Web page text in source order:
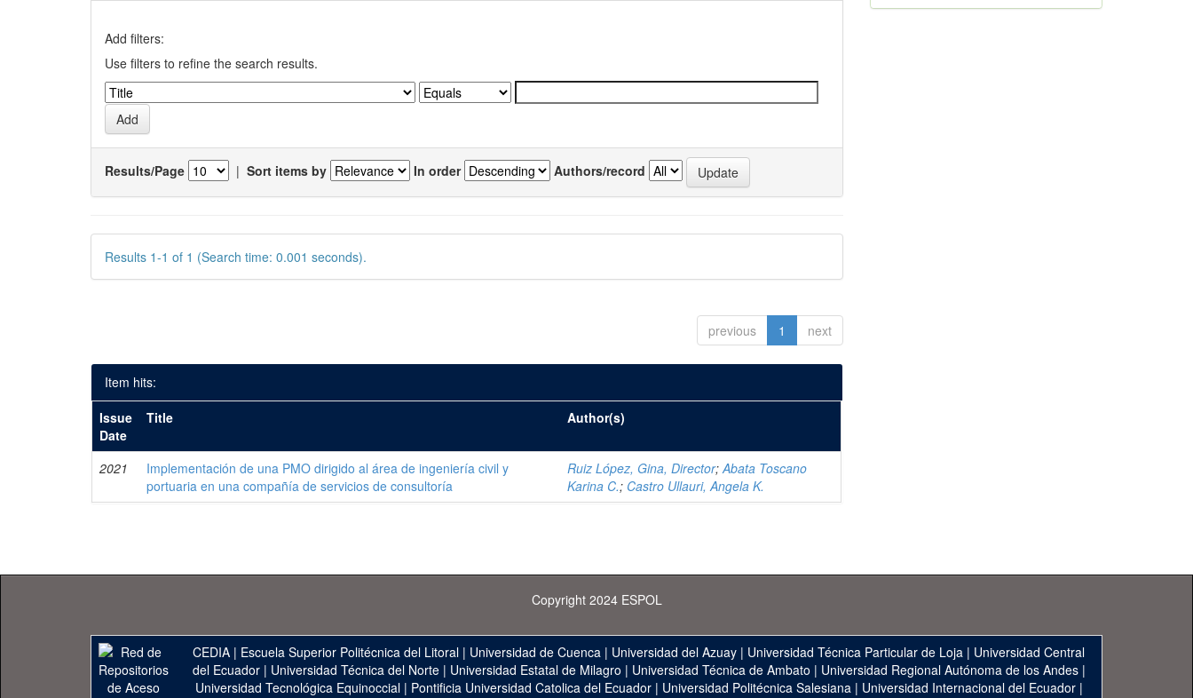
Add filters:
Use filters to refine the search results.
Results/Page | Sort items by In order Authors/record
Results 1-1 of 1 (Search time: 0.001 seconds).
previous 1 next
Item hits:
Issue
Date
Title Author(s)
2021
Implementación de una PMO dirigido al área de ingeniería civil y
portuaria en una compañía de servicios de consultoría
Ruiz López, Gina, Director;Abata Toscano
Karina C.; Castro Ullauri, Angela K.
Copyright 2024 ESPOL
CEDIA | Escuela Superior Politécnica del Litoral | Universidad de Cuenca | Universidad del Azuay | Universidad Técnica Particular de Loja | Universidad Central
del Ecuador| Universidad Técnica del Norte| Universidad Estatal de Milagro | Universidad Técnica de Ambato | Universidad Regional Autónoma de los Andes|
Universidad Tecnológica Equinoccial| Pontificia Universidad Catolica del Ecuador| Universidad Politécnica Salesiana| Universidad Internacional del Ecuador|